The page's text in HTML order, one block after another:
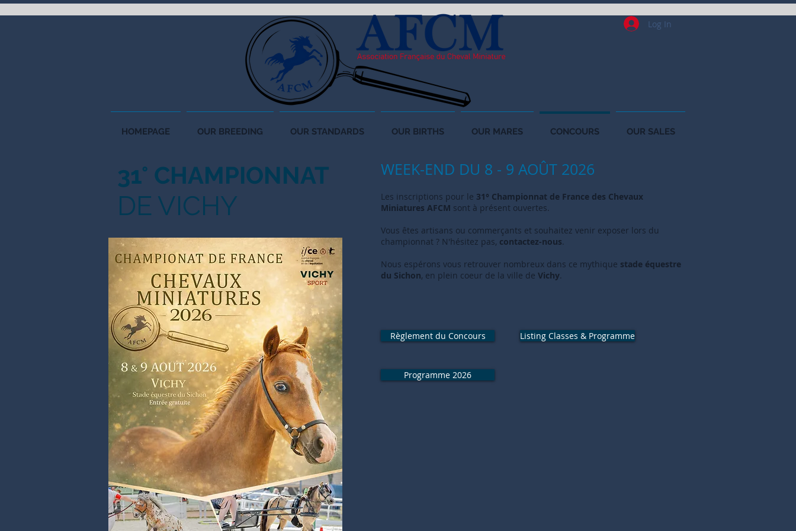
Log In
HOMEPAGE OUR BREEDING OUR STANDARDS OUR BIRTHS OUR MARES CONCOURS OUR SALES
31° CHAMPIONNAT
DE VICHY
WEEK-END DU 8 - 9 AOÛT 2026
Les inscriptions pour le 31° Championnat de France des Chevaux
Miniatures AFCM sont à présent ouvertes.
Vous êtes artisans ou commerçants et souhaitez venir exposer lors du
championnat ? N'hésitez pas, contactez-nous.
Nous espérons vous retrouver nombreux dans ce mythique stade équestre
du Sichon, en plein coeur de la ville de Vichy.
Règlement du Concours Listing Classes & Programme
Programme 2026